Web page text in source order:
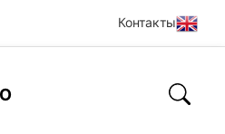
Контакты